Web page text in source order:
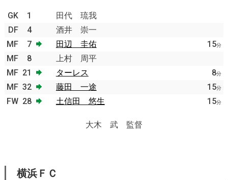
GK 1
田代 琉我
DF
4
酒井 崇一
MF
7 田辺 圭佑 15分
MF 8
上村 周平
MF 21 ターレス 8分
MF 32 藤田 一途 15分
FW 28 土信田 悠生 15分
大木 武 監督
横浜ＦＣ